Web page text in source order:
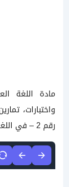
واختبارات،
رقم 2 – في اللغة العربية مستوى السنة الثالثة متوسط